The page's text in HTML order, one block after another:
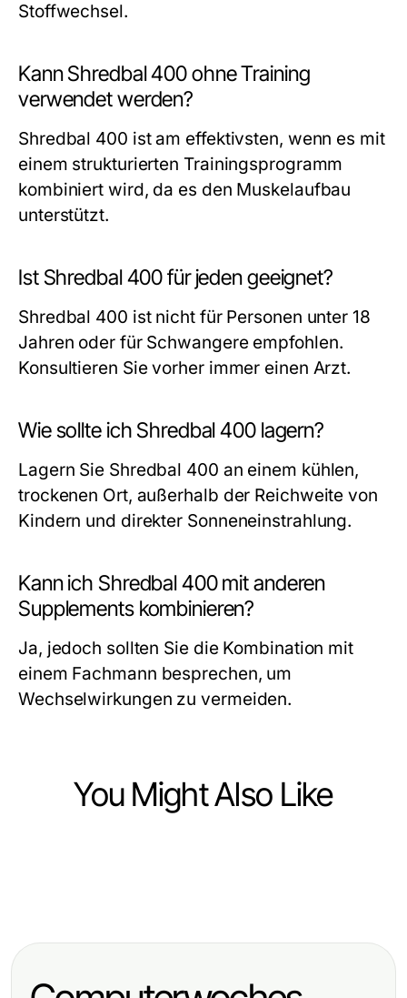
Stoffwechsel.
Kann Shredbal 400 ohne Training
verwendet werden?
Shredbal 400 ist am effektivsten, wenn es mit
einem strukturierten Trainingsprogramm
kombiniert wird, da es den Muskelaufbau
unterstützt.
Ist Shredbal 400 für jeden geeignet?
Shredbal 400 ist nicht für Personen unter 18
Jahren oder für Schwangere empfohlen.
Konsultieren Sie vorher immer einen Arzt.
Wie sollte ich Shredbal 400 lagern?
Lagern Sie Shredbal 400 an einem kühlen,
trockenen Ort, außerhalb der Reichweite von
Kindern und direkter Sonneneinstrahlung.
Kann ich Shredbal 400 mit anderen
Supplements kombinieren?
Ja, jedoch sollten Sie die Kombination mit
einem Fachmann besprechen, um
Wechselwirkungen zu vermeiden.
You Might Also Like
Immer noch wert, Ihre Zeit und Ihr
Professionelle Unterstützung durch